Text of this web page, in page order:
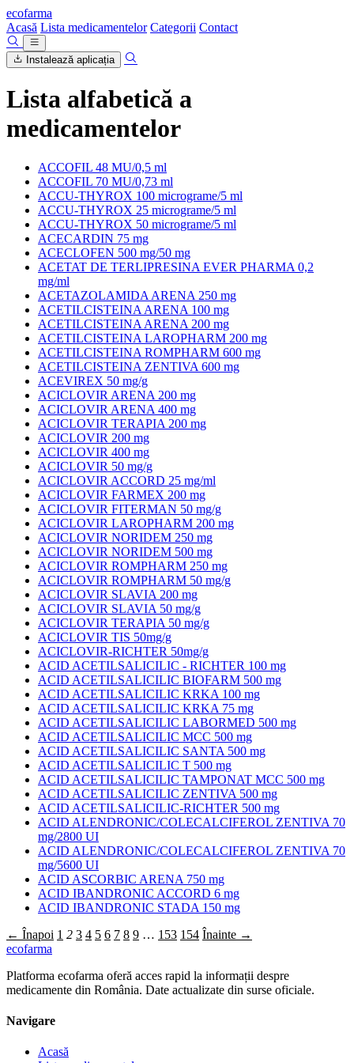
ecofarma
Acasă Lista medicamentelor Categorii Contact
Instalează aplicația
Lista alfabetică a
medicamentelor
ACCOFIL 48 MU/0,5 ml
ACCOFIL 70 MU/0,73 ml
ACCU-THYROX 100 micrograme/5 ml
ACCU-THYROX 25 micrograme/5 ml
ACCU-THYROX 50 micrograme/5 ml
ACECARDIN 75 mg
ACECLOFEN 500 mg/50 mg
ACETAT DE TERLIPRESINA EVER PHARMA 0,2
mg/ml
ACETAZOLAMIDA ARENA 250 mg
ACETILCISTEINA ARENA 100 mg
ACETILCISTEINA ARENA 200 mg
ACETILCISTEINA LAROPHARM 200 mg
ACETILCISTEINA ROMPHARM 600 mg
ACETILCISTEINA ZENTIVA 600 mg
ACEVIREX 50 mg/g
ACICLOVIR ARENA 200 mg
ACICLOVIR ARENA 400 mg
ACICLOVIR TERAPIA 200 mg
ACICLOVIR 200 mg
ACICLOVIR 400 mg
ACICLOVIR 50 mg/g
ACICLOVIR ACCORD 25 mg/ml
ACICLOVIR FARMEX 200 mg
ACICLOVIR FITERMAN 50 mg/g
ACICLOVIR LAROPHARM 200 mg
ACICLOVIR NORIDEM 250 mg
ACICLOVIR NORIDEM 500 mg
ACICLOVIR ROMPHARM 250 mg
ACICLOVIR ROMPHARM 50 mg/g
ACICLOVIR SLAVIA 200 mg
ACICLOVIR SLAVIA 50 mg/g
ACICLOVIR TERAPIA 50 mg/g
ACICLOVIR TIS 50mg/g
ACICLOVIR-RICHTER 50mg/g
ACID ACETILSALICILIC - RICHTER 100 mg
ACID ACETILSALICILIC BIOFARM 500 mg
ACID ACETILSALICILIC KRKA 100 mg
ACID ACETILSALICILIC KRKA 75 mg
ACID ACETILSALICILIC LABORMED 500 mg
ACID ACETILSALICILIC MCC 500 mg
ACID ACETILSALICILIC SANTA 500 mg
ACID ACETILSALICILIC T 500 mg
ACID ACETILSALICILIC TAMPONAT MCC 500 mg
ACID ACETILSALICILIC ZENTIVA 500 mg
ACID ACETILSALICILIC-RICHTER 500 mg
ACID ALENDRONIC/COLECALCIFEROL ZENTIVA 70
mg/2800 UI
ACID ALENDRONIC/COLECALCIFEROL ZENTIVA 70
mg/5600 UI
ACID ASCORBIC ARENA 750 mg
ACID IBANDRONIC ACCORD 6 mg
ACID IBANDRONIC STADA 150 mg
← Înapoi 1 2 3 4 5 6 7 8 9 … 153 154 Înainte →
ecofarma
Platforma ecofarma oferă acces rapid la informații despre
medicamente din România. Date actualizate din surse oficiale.
Navigare
Acasă